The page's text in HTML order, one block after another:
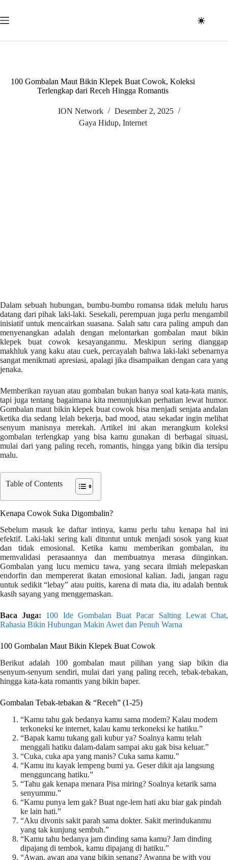
content
100 Gombalan Maut Bikin Klepek Buat Cowok, Koleksi
Terlengkap dari Receh Hingga Romantis
ION Network
Desember 2, 2025
Gaya Hidup, Internet
Dalam sebuah hubungan, bumbu-bumbu romansa tidak melulu harus
datang dari pihak laki-laki. Sesekali, perempuan juga perlu mengambil
inisiatif untuk mencairkan suasana. Salah satu cara paling ampuh dan
menyenangkan adalah dengan melontarkan gombalan maut bikin
klepek buat cowok kesayanganmu. Meskipun sering dianggap
makhluk yang kaku atau cuek, percayalah bahwa laki-laki sebenarnya
sangat menikmati apresiasi, apalagi jika disampaikan dengan cara yang
jenaka.
Memberikan rayuan atau gombalan bukan hanya soal kata-kata manis,
tapi juga tentang bagaimana kita menunjukkan perhatian lewat humor.
Gombalan maut bikin klepek buat cowok bisa menjadi senjata andalan
ketika dia sedang lelah bekerja, bad mood, atau sekadar ingin melihat
senyum manisnya merekah. Artikel ini akan merangkum koleksi
gombalan terlengkap yang bisa kamu gunakan di berbagai situasi,
mulai dari yang paling receh, romantis, hingga yang bikin dia tersipu
malu.
Table of Contents
Kenapa Cowok Suka Digombalin?
Sebelum masuk ke daftar intinya, kamu perlu tahu kenapa hal ini
efektif. Laki-laki sering kali dituntut untuk menjadi sosok yang kuat
dan tidak emosional. Ketika kamu memberikan gombalan, itu
memvalidasi perasaannya dan membuatnya merasa diinginkan.
Gombalan yang lucu memicu tawa, yang secara ilmiah melepaskan
endorfin dan mempererat ikatan emosional kalian. Jadi, jangan ragu
untuk sedikit “lebay” atau puitis, karena di mata dia, itu adalah bentuk
kasih sayang yang menggemaskan.
Baca Juga:
100 Ide Gombalan Buat Pacar Salting Lewat Chat,
Rahasia Bikin Hubungan Makin Awet dan Penuh Warna
100 Gombalan Maut Bikin Klepek Buat Cowok
Berikut adalah 100 gombalan maut pilihan yang siap bikin dia
senyum-senyum sendiri, mulai dari yang paling receh, tebak-tebakan,
hingga kata-kata romantis yang bikin baper.
Gombalan Tebak-tebakan & “Receh” (1-25)
“Kamu tahu gak bedanya kamu sama modem? Kalau modem
terkoneksi ke internet, kalau kamu terkoneksi ke hatiku.”
“Bapak kamu tukang gali kubur ya? Soalnya kamu telah
menggali hatiku dalam-dalam sampai aku gak bisa keluar.”
“Cuka, cuka apa yang manis? Cuka sama kamu.”
“Kamu itu kayak lempeng bumi ya. Geser dikit aja langsung
mengguncang hatiku.”
“Tahu gak kenapa menara Pisa miring? Soalnya ketarik sama
senyummu.”
“Kamu punya lem gak? Buat nge-lem hati aku biar gak pindah
ke lain hati.”
“Aku divonis sakit parah sama dokter. Sakit merindukanmu
yang tak kunjung sembuh.”
“Kamu tahu bedanya jam dinding sama kamu? Jam dinding
dipajang di tembok, kamu dipajang di hatiku.”
“Awan, awan apa yang bikin senang? Awanna be with you